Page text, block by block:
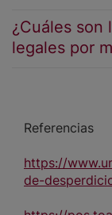
¿Cuáles son
legales por
Referencias
https://
de-